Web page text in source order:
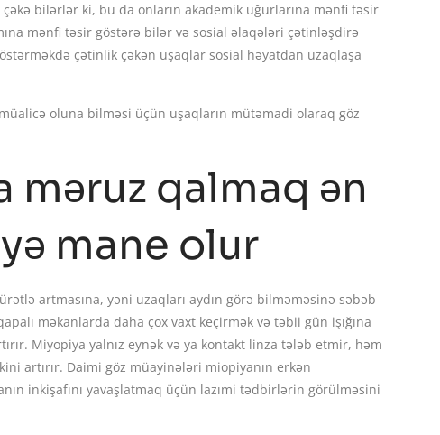
bilərlər ki, bu da onların akademik uğurlarına mənfi təsir
mənfi təsir göstərə bilər və sosial əlaqələri çətinləşdirə
çətinlik çəkən uşaqlar sosial həyatdan uzaqlaşa
oluna bilməsi üçün uşaqların mütəmadi olaraq göz
məruz qalmaq ən
mane olur
artmasına, yəni uzaqları aydın görə bilməməsinə səbəb
məkanlarda daha çox vaxt keçirmək və təbii gün işığına
Miyopiya yalnız eynək və ya kontakt linza tələb etmir, həm
artırır. Daimi göz müayinələri miopiyanın erkən
inkişafını yavaşlatmaq üçün lazımi tədbirlərin görülməsini